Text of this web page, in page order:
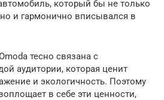
который бы не только
и гармонично вписывался в
тесно связана с
аудитории, которая ценит
и экологичность. Поэтому
в себе эти ценности,